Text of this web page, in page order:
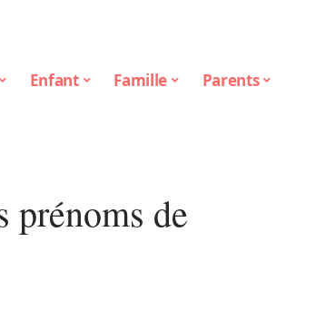
Enfant Famille Parents
prénoms de